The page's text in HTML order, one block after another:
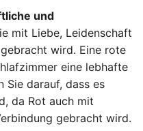
und
mit Liebe, Leidenschaft
wird. Eine rote
eine lebhafte
Sie darauf, dass es
da Rot auch mit
gebracht wird.